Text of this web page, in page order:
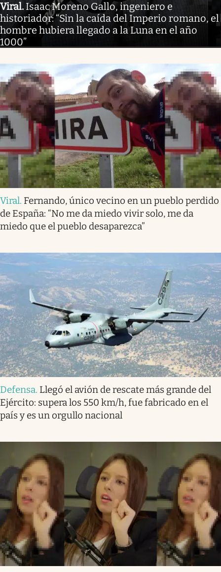
Viral. Isaac Moreno Gallo, ingeniero e
historiador: “Sin la caída del Imperio romano, el
hombre hubiera llegado a la Luna en el año
1000”
Viral. Fernando, único vecino en un pueblo perdido
de España: “No me da miedo vivir solo, me da
miedo que el pueblo desaparezca”
Defensa. Llegó el avión de rescate más grande del
Ejército: supera los 550 km/h, fue fabricado en el
país y es un orgullo nacional